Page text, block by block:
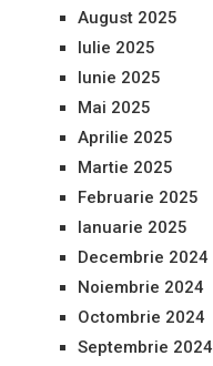
August 2025
Iulie 2025
Iunie 2025
Mai 2025
Aprilie 2025
Martie 2025
Februarie 2025
Ianuarie 2025
Decembrie 2024
Noiembrie 2024
Octombrie 2024
Septembrie 2024